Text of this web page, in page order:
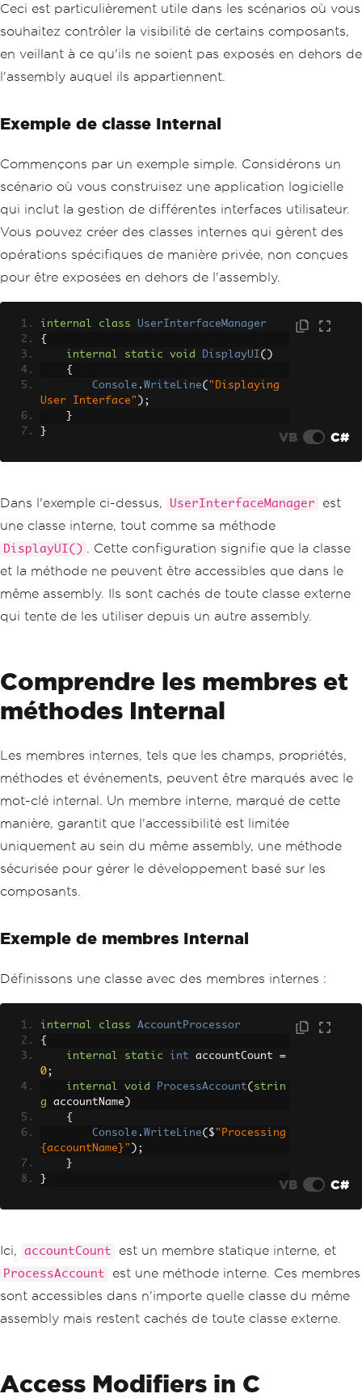
Ceci est particulièrement utile dans les scénarios où vous
souhaitez contrôler la visibilité de certains composants,
en veillant à ce qu'ils ne soient pas exposés en dehors de
l'assembly auquel ils appartiennent.
Exemple de classe Internal
Commençons par un exemple simple. Considérons un
scénario où vous construisez une application logicielle
qui inclut la gestion de différentes interfaces utilisateur.
Vous pouvez créer des classes internes qui gèrent des
opérations spécifiques de manière privée, non conçues
pour être exposées en dehors de l'assembly.
internal class
UserInterfaceManager
{
internal
static void DisplayUI()
{
Console . WriteLine( "Displaying
User Interface" );
}
}
VB C#
Dans l'exemple ci-dessus, UserInterfaceManager
est
une classe interne, tout comme sa méthode
DisplayUI()
. Cette configuration signifie que la classe
et la méthode ne peuvent être accessibles que dans le
même assembly. Ils sont cachés de toute classe externe
qui tente de les utiliser depuis un autre assembly.
Comprendre les membres et
méthodes Internal
Les membres internes, tels que les champs, propriétés,
méthodes et événements, peuvent être marqués avec le
mot-clé internal. Un membre interne, marqué de cette
manière, garantit que l'accessibilité est limitée
uniquement au sein du même assembly, une méthode
sécurisée pour gérer le développement basé sur les
composants.
Exemple de membres Internal
Définissons une classe avec des membres internes :
internal class
AccountProcessor
{
internal
static int accountCount =
0;
internal
void ProcessAccount( strin
g accountName )
{
Console . WriteLine( $ "Processing
{accountName}" );
}
}
VB C#
Ici, accountCount est un membre statique interne, et
ProcessAccount
est une méthode interne. Ces membres
sont accessibles dans n'importe quelle classe du même
assembly mais restent cachés de toute classe externe.
Access Modifiers in C